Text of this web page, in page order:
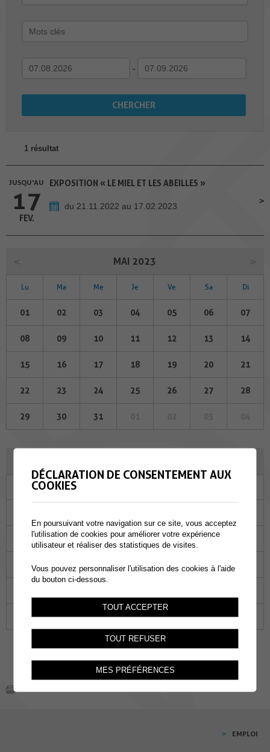
-
1 résultat
JUSQU'AU
17
FEV.
EXPOSITION « LE MIEL ET LES ABEILLES »
du 21.11.2022 au 17.02.2023
MAI 2023
Lu Ma Me Je Ve Sa Di
01 02 03 04 05 06 07
08 09 10 11 12 13 14
15 16 17 18 19 20 21
22 23 24 25 26 27 28
29 30 31
Ma
06 07 08 09 10
15 16 17
27 28 29 30 01
EMPLOI
DÉCLARATION DE CONSENTEMENT AUX
COOKIES
En poursuivant votre navigation sur ce site, vous acceptez
l'utilisation de cookies pour améliorer votre expérience
utilisateur et réaliser des statistiques de visites.
Vous pouvez personnaliser l'utilisation des cookies à l'aide
du bouton ci-dessous.
TOUT ACCEPTER
TOUT REFUSER
MES PRÉFÉRENCES